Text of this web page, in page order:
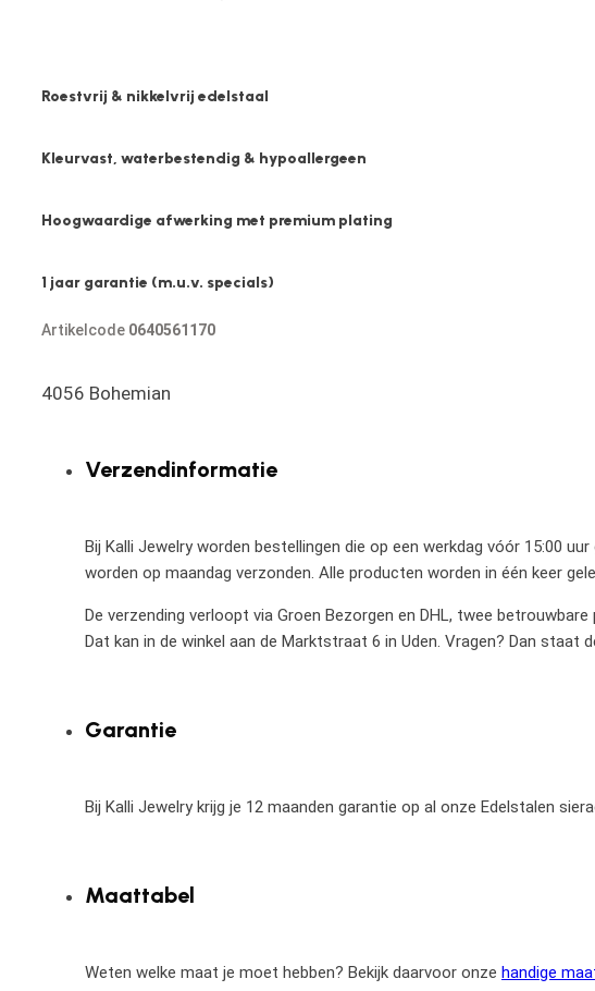
Roestvrij & nikkelvrij edelstaal
Kleurvast, waterbestendig & hypoallergeen
Hoogwaardige afwerking met premium plating
1 jaar garantie (m.u.v. specials)
Artikelcode 0640561170
4056 Bohemian
Verzendinformatie
Bij Kalli Jewelry worden bestellingen die op een werkdag vóór 15:00
worden op maandag verzonden. Alle producten worden in één keer
De verzending verloopt via Groen Bezorgen en DHL, twee
Dat kan in de winkel aan de Marktstraat 6 in Uden. Vragen? Dan staat
Garantie
Bij Kalli Jewelry krijg je 12 maanden garantie op al onze Edelstalen
Maattabel
Weten welke maat je moet hebben? Bekijk daarvoor onze handige